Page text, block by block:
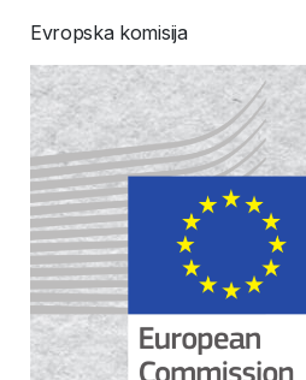
Evropska komisija